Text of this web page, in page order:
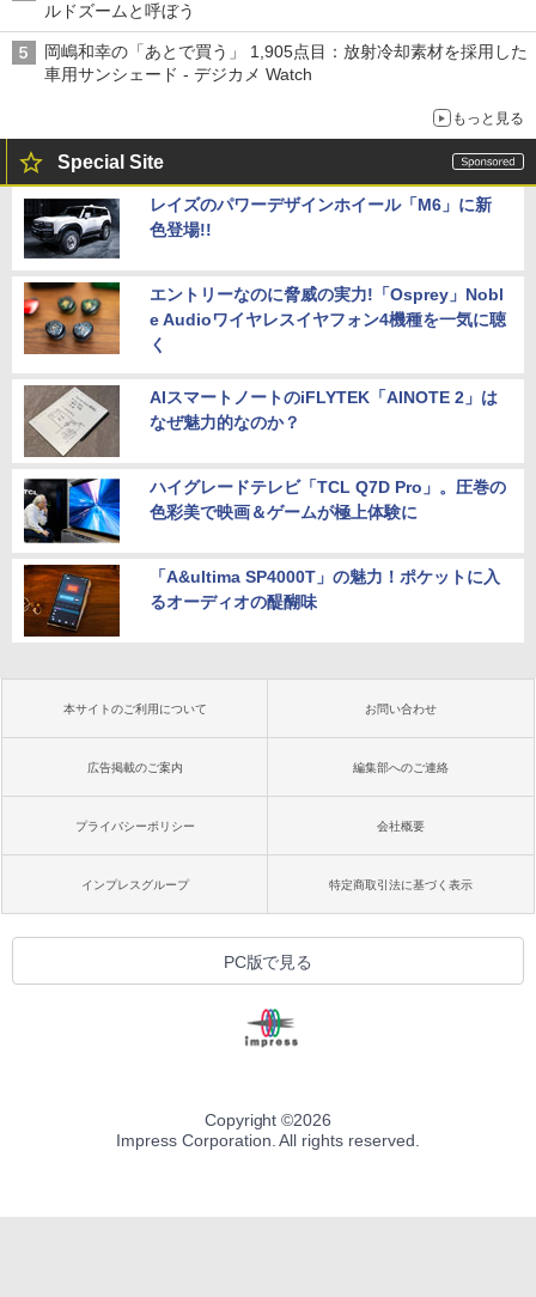
ルドズームと呼ぼう
岡嶋和幸の「あとで買う」 1,905点目：放射冷却素材を採用した
車用サンシェード - デジカメ Watch
もっと見る
Special Site
レイズのパワーデザインホイール「M6」に新
色登場!!
エントリーなのに脅威の実力!「Osprey」Nobl
e Audioワイヤレスイヤフォン4機種を一気に聴
く
AIスマートノートのiFLYTEK「AINOTE 2」は
なぜ魅力的なのか？
ハイグレードテレビ「TCL Q7D Pro」。圧巻の
色彩美で映画＆ゲームが極上体験に
「A&ultima SP4000T」の魅力！ポケットに入
るオーディオの醍醐味
本サイトのご利用について お問い合わせ
広告掲載のご案内 編集部へのご連絡
プライバシーポリシー 会社概要
インプレスグループ 特定商取引法に基づく表示
PC版で見る
Copyright ©2026
Impress Corporation. All rights reserved.